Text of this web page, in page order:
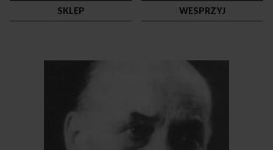
SKLEP
WESPRZYJ